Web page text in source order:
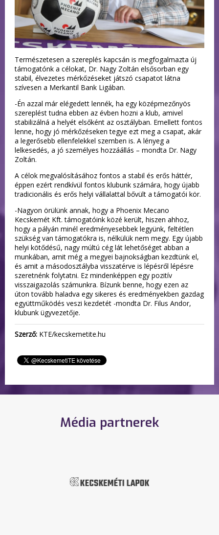
Természetesen a szereplés kapcsán is megfogalmazta új
támogatónk a célokat, Dr. Nagy Zoltán elsősorban egy
stabil, élvezetes mérkőzéseket játszó csapatot látna
szívesen a Merkantil Bank Ligában.
-Én azzal már elégedett lennék, ha egy középmezőnyös
szereplést tudna ebben az évben hozni a klub, amivel
stabilizálná a helyét elsőként az osztályban. Emellett fontos
lenne, hogy jó mérkőzéseken tegye ezt meg a csapat, akár
a legerősebb ellenfelekkel szemben is. A lényeg a
lelkesedés, a jó személyes hozzáállás – mondta Dr. Nagy
Zoltán.
A célok megvalósításához fontos a stabil és erős háttér,
éppen ezért rendkívül fontos klubunk számára, hogy újabb
tradicionális és erős helyi vállalattal bővült a támogatói kör.
-Nagyon örülünk annak, hogy a Phoenix Mecano
Kecskemét Kft. támogatóink közé került, hiszen ahhoz,
hogy a pályán minél eredményesebbek legyünk, feltétlen
szükség van támogatókra is, nélkülük nem megy. Egy újabb
helyi kötődésű, nagy múltú cég lát lehetőséget abban a
munkában, amit még a megyei bajnokságban kezdtünk el,
és amit a másodosztályba visszatérve is lépésről lépésre
szeretnénk folytatni. Ez mindenképpen egy pozitív
visszaigazolás számunkra. Bízunk benne, hogy ezen az
úton tovább haladva egy sikeres és eredményekben gazdag
együttműködés veszi kezdetét -mondta Dr. Filus Andor,
klubunk ügyvezetője.
Szerző: KTE/kecskemetite.hu
Média partnerek